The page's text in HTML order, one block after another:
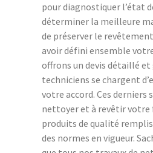
pour diagnostiquer l’état
déterminer la meilleure
de préserver le
avoir défini ensemble
offrons un devis détaillé
techniciens se chargent
votre accord. Ces derniers
nettoyer et à revêtir votre
produits de qualité
des normes en vigueur.